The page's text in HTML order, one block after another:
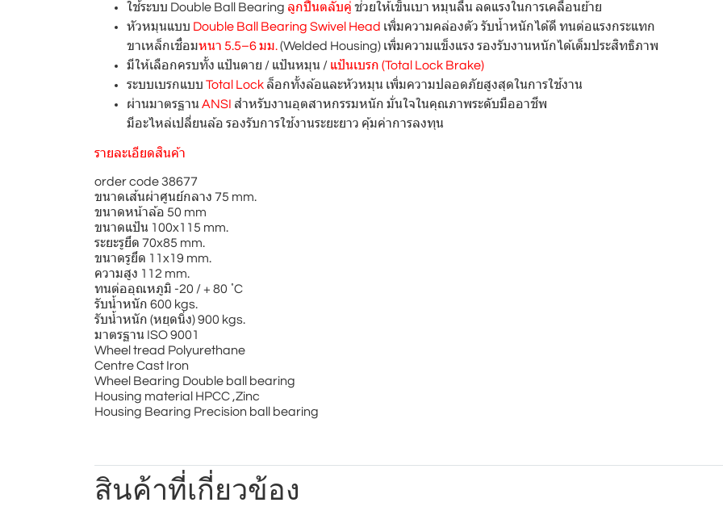
ใช้ระบบ Double Ball Bearing ลูกปืนตลับคู่ ช่วยให้เข็นเบา หมุนลื่น ลดแรงในการเคลื่อนย้าย
หัวหมุนแบบ Double Ball Bearing Swivel Head เพิ่มความคล่องตัว รับน้ำหนักได้ดี ทนต่อแรงกระแทก
ขาเหล็กเชื่อมหนา 5.5–6 มม.(Welded Housing) เพิ่มความแข็งแรง รองรับงานหนักได้เต็มประสิทธิภาพ
มีให้เลือกครบทั้ง แป้นตาย / แป้นหมุน / แป้นเบรก (Total Lock Brake)
ระบบเบรกแบบ Total Lock ล็อกทั้งล้อและหัวหมุน เพิ่มความปลอดภัยสูงสุดในการใช้งาน
ผ่านมาตรฐาน ANSI สำหรับงานอุตสาหกรรมหนัก มั่นใจในคุณภาพระดับมืออาชีพ
มีอะไหล่เปลี่ยนล้อ รองรับการใช้งานระยะยาว คุ้มค่าการลงทุน
รายละเอียดสินค้า
order code 38677
ขนาดเส้นผ่าศูนย์กลาง 75 mm.
ขนาดหน้าล้อ 50 mm
ขนาดแป้น 100x115 mm.
ระยะรูยึด 70x85 mm.
ขนาดรูยึด 11x19 mm.
ความสูง 112 mm.
ทนต่ออุณหภูมิ -20 / + 80 ํC
รับน้ำหนัก 600 kgs.
รับน้ำหนัก (หยุดนิ่ง) 900 kgs.
มาตรฐาน ISO 9001
Wheel tread Polyurethane
Centre Cast Iron
Wheel Bearing Double ball bearing
Housing material HPCC ,Zinc
Housing Bearing Precision ball bearing
สินค้าที่เกี่ยวข้อง